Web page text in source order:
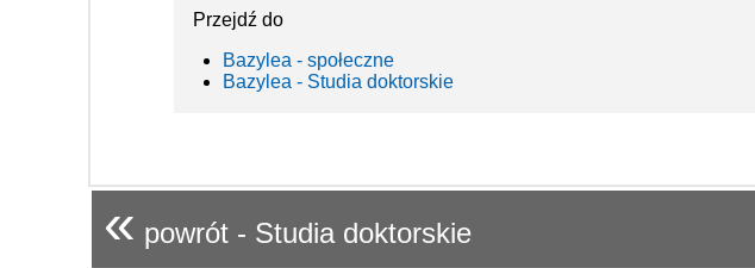
Przejdź do
Bazylea - społeczne
Bazylea - Studia doktorskie
« powrót - Studia doktorskie